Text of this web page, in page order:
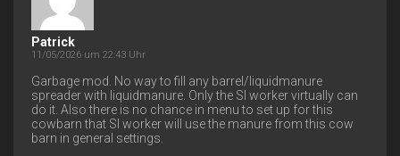
Patrick
11/05/2026 um 22:43 Uhr
Garbage mod. No way to fill any barrel/liquidmanure
spreader with liquidmanure. Only the SI ​​worker virtually can
do it. Also there is no chance in menu to set up for this
cowbarn that SI worker will use the manure from this cow
barn in general settings.